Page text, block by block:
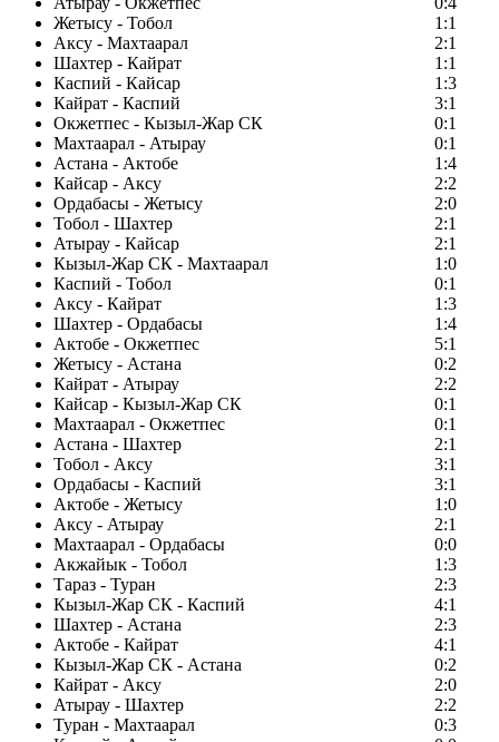
Жетысу - Тобол
1:1
Аксу - Махтаарал
2:1
Шахтер - Кайрат
1:1
Каспий - Кайсар
1:3
Кайрат - Каспий
3:1
Окжетпес - Кызыл-Жар СК
0:1
Махтаарал - Атырау
0:1
Астана - Актобе
1:4
Кайсар - Аксу
2:2
Ордабасы - Жетысу
2:0
Тобол - Шахтер
2:1
Атырау - Кайсар
2:1
Кызыл-Жар СК - Махтаарал
1:0
Каспий - Тобол
0:1
Аксу - Кайрат
1:3
Шахтер - Ордабасы
1:4
Актобе - Окжетпес
5:1
Жетысу - Астана
0:2
Кайрат - Атырау
2:2
Кайсар - Кызыл-Жар СК
0:1
Махтаарал - Окжетпес
0:1
Астана - Шахтер
2:1
Тобол - Аксу
3:1
Ордабасы - Каспий
3:1
Актобе - Жетысу
1:0
Аксу - Атырау
2:1
Махтаарал - Ордабасы
0:0
Акжайык - Тобол
1:3
Тараз - Туран
2:3
Кызыл-Жар СК - Каспий
4:1
Шахтер - Астана
2:3
Актобе - Кайрат
4:1
Кызыл-Жар СК - Астана
0:2
Кайрат - Аксу
2:0
Атырау - Шахтер
2:2
Туран - Махтаарал
0:3